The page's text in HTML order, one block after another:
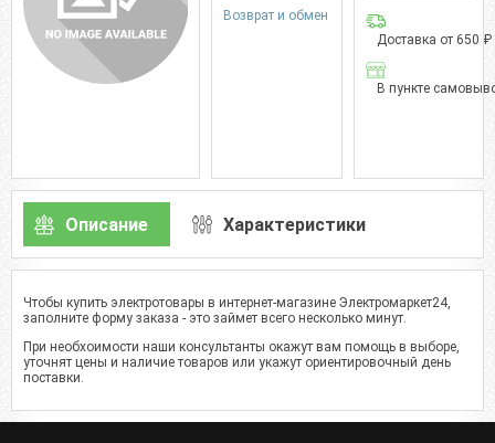
Возврат и обмен
Доставка от 650 ₽
В пункте
Описание Характеристики
Чтобы купить электротовары в интернет-магазине Электромаркет24,
заполните форму заказа - это займет всего несколько минут.
При необхоимости наши консультанты окажут вам помощь в выборе,
уточнят цены и наличие товаров или укажут ориентировочный день
поставки.